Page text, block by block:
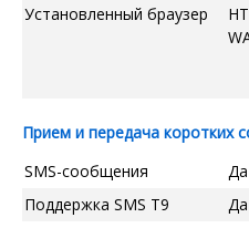
Установленный браузер
Прием и передача коротких
SMS-сообщения
Да
Поддержка SMS T9
Да